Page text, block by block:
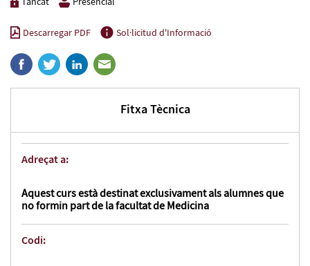
Descarregar PDF Sol·licitud d'Informació
Fitxa Tècnica
Adreçat a:
Aquest curs està destinat exclusivament als alumnes que
no formin part de la facultat de Medicina
Codi: